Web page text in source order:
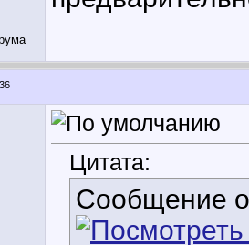
Цитата:
Сообщение